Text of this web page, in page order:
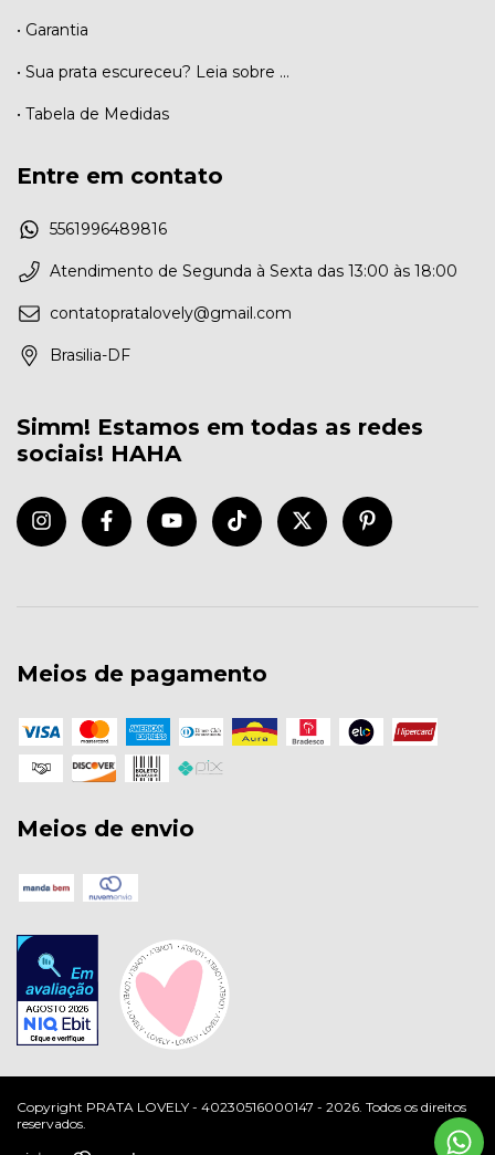
• Garantia
• Sua prata escureceu? Leia sobre ...
• Tabela de Medidas
Entre em contato
5561996489816
Atendimento de Segunda à Sexta das 13:00 às 18:00
contatopratalovely@gmail.com
Brasilia-DF
Simm! Estamos em todas as redes
sociais! HAHA
Meios de pagamento
Meios de envio
Copyright PRATA LOVELY - 40230516000147 - 2026. Todos os direitos
reservados.